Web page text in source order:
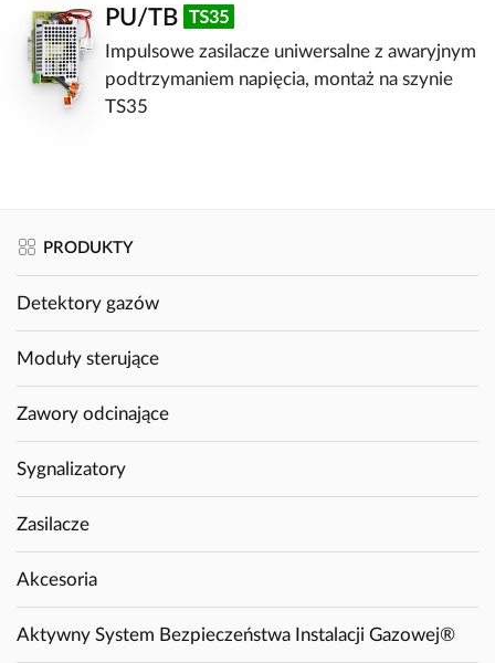
PU/TB
Impulsowe zasilacze uniwersalne z awaryjnym
podtrzymaniem napięcia, montaż na szynie
TS35
PRODUKTY
Detektory gazów
Moduły sterujące
Zawory odcinające
Sygnalizatory
Zasilacze
Akcesoria
Aktywny System Bezpieczeństwa Instalacji Gazowej®